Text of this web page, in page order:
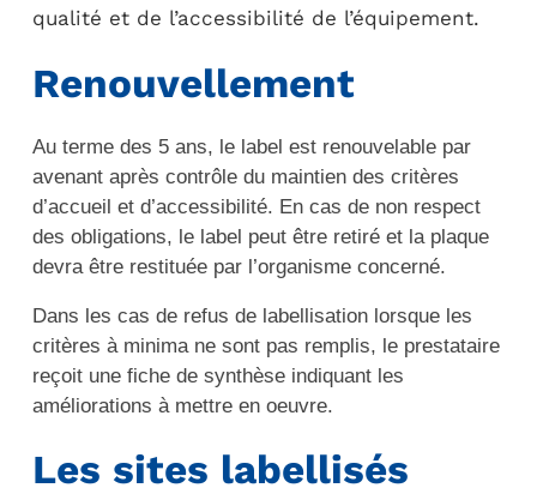
qualité et de l’accessibilité de l’équipement.
Renouvellement
Au terme des 5 ans, le label est renouvelable par
avenant après contrôle du maintien des critères
d’accueil et d’accessibilité. En cas de non respect
des obligations, le label peut être retiré et la plaque
devra être restituée par l’organisme concerné.
Dans les cas de refus de labellisation lorsque les
critères à minima ne sont pas remplis, le prestataire
reçoit une fiche de synthèse indiquant les
améliorations à mettre en oeuvre.
Les sites labellisés